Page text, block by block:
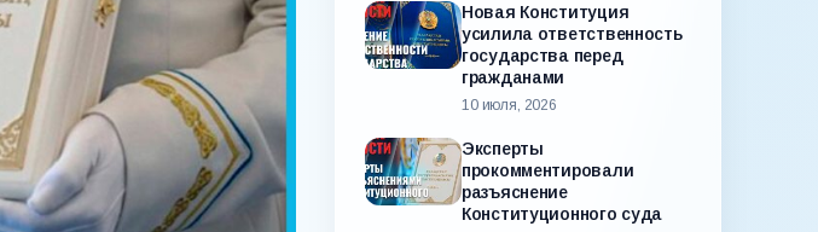
Новая Конституция
усилила ответственность
государства перед
гражданами
10 июля, 2026
Эксперты
прокомментировали
разъяснение
Конституционного суда